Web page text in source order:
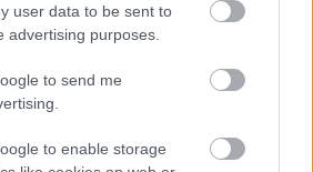
user data to be sent to
advertising purposes.
to send me
to enable storage
ad